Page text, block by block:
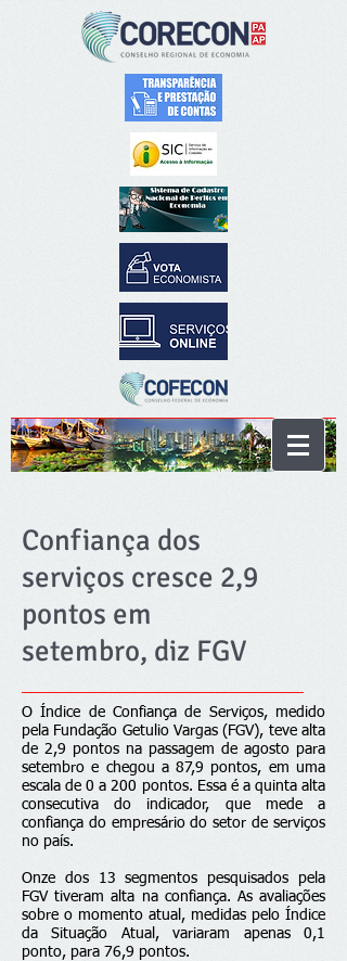
Confiança dos
serviços cresce 2,9
pontos em
setembro, diz FGV
O Índice de Confiança de Serviços, medido
pela Fundação Getulio Vargas (FGV), teve alta
de 2,9 pontos na passagem de agosto para
setembro e chegou a 87,9 pontos, em uma
escala de 0 a 200 pontos. Essa é a quinta alta
consecutiva do indicador, que mede a
confiança do empresário do setor de serviços
no país.
Onze dos 13 segmentos pesquisados pela
FGV tiveram alta na confiança. As avaliações
sobre o momento atual, medidas pelo Índice
da Situação Atual, variaram apenas 0,1
ponto, para 76,9 pontos.